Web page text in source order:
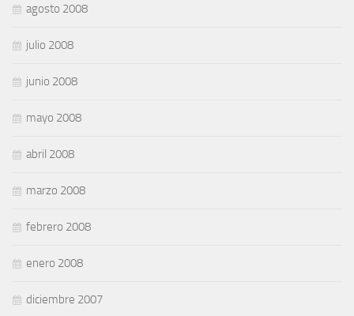
agosto 2008
julio 2008
junio 2008
mayo 2008
abril 2008
marzo 2008
febrero 2008
enero 2008
diciembre 2007